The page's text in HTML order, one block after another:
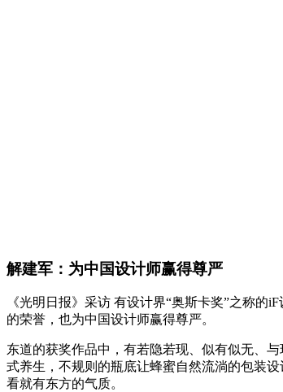
解建军：为中国设计师赢得尊严
《光明日报》采访 有设计界“奥斯卡奖”之称
的荣誉，也为中国设计师赢得尊严。
东道的获奖作品中，有若隐若现、似有似无、
式养生，不规则的瓶底让蜂蜜自然流淌的包装
看就有东方的气质。